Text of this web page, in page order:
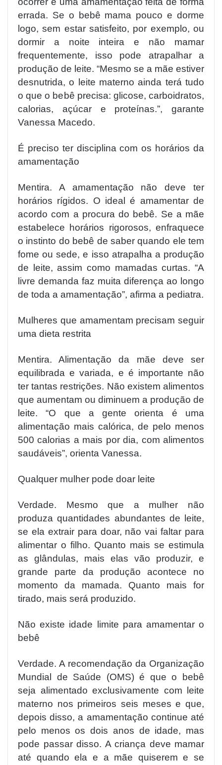
errada. Se o bebê mama pouco e dorme
logo, sem estar satisfeito, por exemplo, ou
dormir a noite inteira e não mamar
frequentemente, isso pode atrapalhar a
produção de leite. “Mesmo se a mãe estiver
desnutrida, o leite materno ainda terá tudo
o que o bebê precisa: glicose, carboidratos,
calorias, açúcar e proteínas.”, garante
Vanessa Macedo.
É preciso ter disciplina com os horários da
amamentação
Mentira. A amamentação não deve ter
horários rígidos. O ideal é amamentar de
acordo com a procura do bebê. Se a mãe
estabelece horários rigorosos, enfraquece
o instinto do bebê de saber quando ele tem
fome ou sede, e isso atrapalha a produção
de leite, assim como mamadas curtas. “A
livre demanda faz muita diferença ao longo
de toda a amamentação”, afirma a pediatra.
Mulheres que amamentam precisam seguir
uma dieta restrita
Mentira. Alimentação da mãe deve ser
equilibrada e variada, e é importante não
ter tantas restrições. Não existem alimentos
que aumentam ou diminuem a produção de
leite. “O que a gente orienta é uma
alimentação mais calórica, de pelo menos
500 calorias a mais por dia, com alimentos
saudáveis”, orienta Vanessa.
Qualquer mulher pode doar leite
Verdade. Mesmo que a mulher não
produza quantidades abundantes de leite,
se ela extrair para doar, não vai faltar para
alimentar o filho. Quanto mais se estimula
as glândulas, mais elas vão produzir, e
grande parte da produção acontece no
momento da mamada. Quanto mais for
tirado, mais será produzido.
Não existe idade limite para amamentar o
bebê
Verdade. A recomendação da Organização
Mundial de Saúde (OMS) é que o bebê
seja alimentado exclusivamente com leite
materno nos primeiros seis meses e que,
depois disso, a amamentação continue até
pelo menos os dois anos de idade, mas
pode passar disso. A criança deve mamar
até quando ela e a mãe quiserem e se